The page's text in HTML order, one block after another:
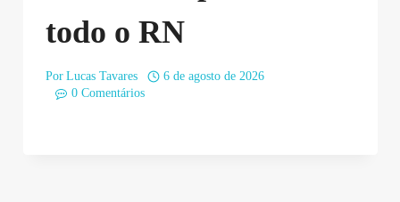
todo o RN
Por Lucas Tavares
6 de agosto de 2026
0 Comentários